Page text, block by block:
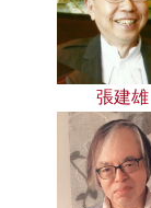
張建雄